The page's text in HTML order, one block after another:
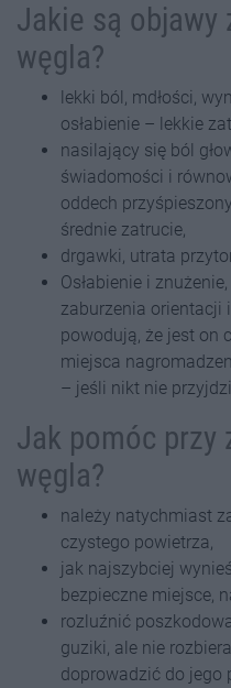
Jakie są
węgla?
lekki ból, mdłości,
osłabienie – lekkie
nasilający się ból
świadomości i
oddech
średnie zatrucie,
drgawki, utrata
Osłabienie i
zaburzenia orientacji
powodują, że jest on
miejsca
– jeśli nikt nie
Jak pomóc przy
węgla?
należy natychmiast
czystego powietrza,
jak najszybciej
bezpieczne miejsce,
rozluźnić
guziki, ale nie
doprowadzić do jego